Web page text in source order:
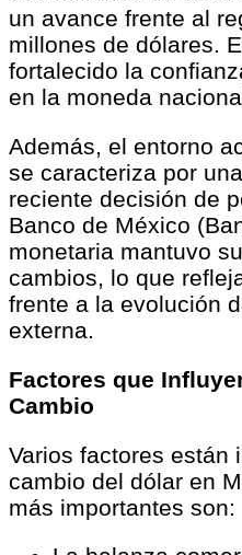
un avance frente al
millones de dólares.
fortalecido la
en la moneda
Además, el entorno
se caracteriza por
reciente decisión de
Banco de México
monetaria mantuvo
cambios, lo que
frente a la evolución
externa.
Factores que
Cambio
Varios factores están
cambio del dólar en
más importantes son: